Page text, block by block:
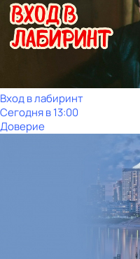
Вход в лабиринт
Сегодня в 13:00
Доверие